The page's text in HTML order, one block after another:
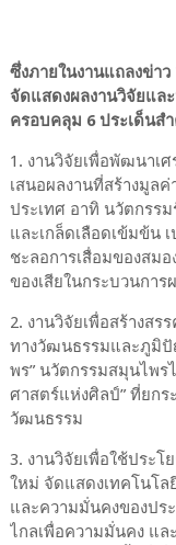
ซึ่งภายในงานแถลงข่า
จัดแสดงผลงานวิจัยแล
ครอบคลุม 6 ประเด็นส
1. งานวิจัยเพื่อพัฒนาเ
เสนอผลงานที่สร้างมูล
ประเทศ อาทิ นวัตกรร
และเกล็ดเลือดเข้มข้น
ชะลอการเสื่อมของสม
ของเสียในกระบวนการ
2. งานวิจัยเพื่อสร้างส
ทางวัฒนธรรมและภูมิปั
พร” นวัตกรรมสมุนไพร
ศาสตร์แห่งศิลป์” ที่ยกร
วัฒนธรรม
3. งานวิจัยเพื่อใช้ประ
ใหม่ จัดแสดงเทคโนโ
และความมั่นคงของปร
ไกลเพื่อความมั่นคง แล